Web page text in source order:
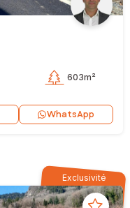
603m²
WhatsApp
Exclusivité